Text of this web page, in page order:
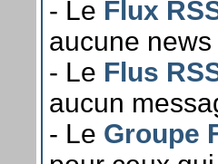
- Le Flux
aucune
- Le Flus
aucun
- Le Groupe